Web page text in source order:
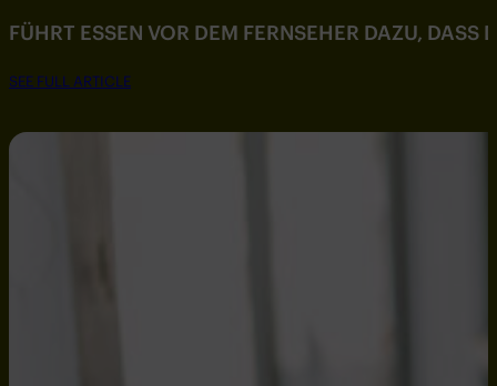
FÜHRT ESSEN VOR DEM FERNSEHER DAZU, DASS
SEE FULL ARTICLE